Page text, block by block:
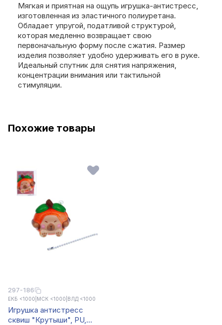
Мягкая и приятная на ощупь игрушка-антистресс,
изготовленная из эластичного полиуретана.
Обладает упругой, податливой структурой,
которая медленно возвращает свою
первоначальную форму после сжатия. Размер
изделия позволяет удобно удерживать его в руке.
Идеальный спутник для снятия напряжения,
концентрации внимания или тактильной
стимуляции.
Похожие товары
297-186
ЕКБ <1000 МСК <1000 ВЛД <1000
Игрушка антистресс
сквиш "Крутыши", PU,